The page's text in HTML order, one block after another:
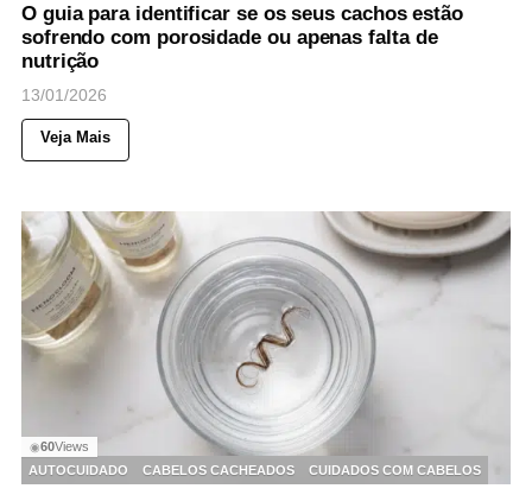
O guia para identificar se os seus cachos estão
sofrendo com porosidade ou apenas falta de
nutrição
13/01/2026
Veja Mais
◉60Views
AUTOCUIDADO
CABELOS CACHEADOS CUIDADOS COM CABELOS